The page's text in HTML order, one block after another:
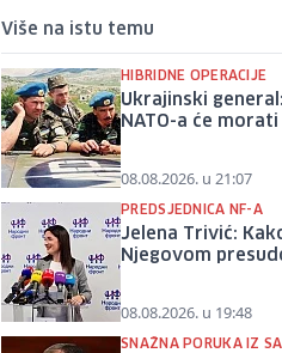
Više na istu temu
HIBRIDNE OPERACIJE
Ukrajinski
NATO-a će
08.08.2026. u 21:07
PREDSJEDNICA NF-A
Jelena Trivić:
Njegovom
08.08.2026. u 19:48
SNAŽNA PORUKA IZ